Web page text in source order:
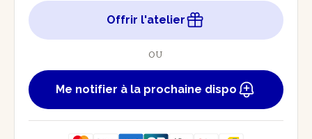
Offrir l'atelier
OU
Me notifier à la prochaine dispo